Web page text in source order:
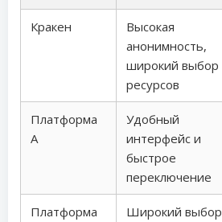
Кракен
Высокая
анонимность,
широкий выбор
ресурсов
Платформа
А
Удобный
интерфейс и
быстрое
переключение
Платформа
Широкий выбор